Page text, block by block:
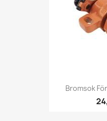
Bromsok